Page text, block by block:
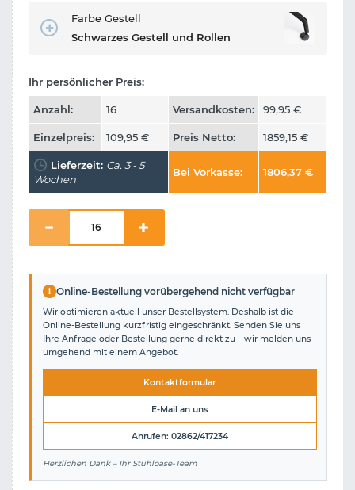
Farbe Gestell
Schwarzes Gestell und Rollen
Ihr persönlicher Preis:
Anzahl: 16 Versandkosten: 99,95 €
Einzelpreis: 109,95 € Preis Netto: 1859,15 €
Lieferzeit: Ca. 3 - 5
Wochen
Bei Vorkasse: 1806,37 €
i Online-Bestellung vorübergehend nicht verfügbar
Wir optimieren aktuell unser Bestellsystem. Deshalb ist die
Online-Bestellung kurzfristig eingeschränkt. Senden Sie uns
Ihre Anfrage oder Bestellung gerne direkt zu – wir melden uns
umgehend mit einem Angebot.
Kontaktformular
E-Mail an uns
Anrufen: 02862/417234
Herzlichen Dank – Ihr Stuhloase-Team